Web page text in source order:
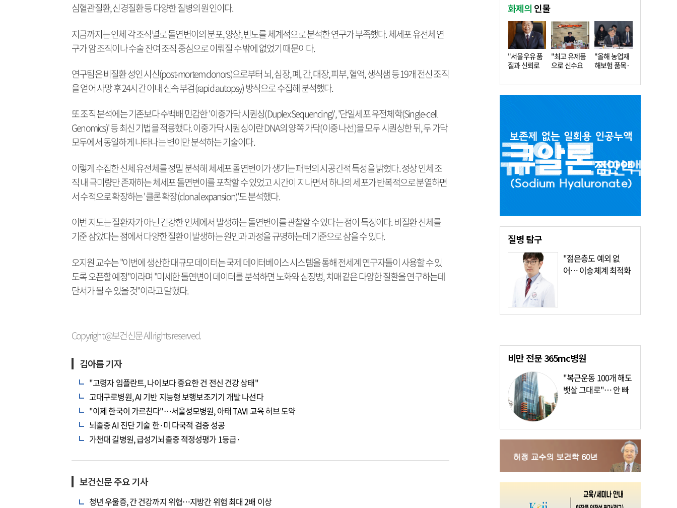
심혈관질환, 신경질환 등 다양한 질병의 원인이다.
지금까지는 인체 각 조직별로 돌연변이의 분포, 양상, 빈도를 체계적으로 분석한 연구가 부족했다. 체세포 유전체 연
구가 암 조직이나 수술 잔여 조직 중심으로 이뤄질 수 밖에 없었기 때문이다.
연구팀은 비질환 성인 시신(post-mortem donors)으로부터 뇌, 심장, 폐, 간, 대장, 피부, 혈액, 생식샘 등 19개 전신 조직
을 얻어 사망 후 24시간 이내 신속 부검(rapid autopsy) 방식으로 수집해 분석했다.
또 조직 분석에는 기존보다 수백배 민감한 '이중가닥 시퀀싱(Duplex Sequencing)', '단일세포 유전체학(Single-cell
Genomics)' 등 최신 기법을 적용했다. 이중가닥 시퀀싱이란 DNA의 양쪽 가닥(이중 나선)을 모두 시퀀싱한 뒤, 두 가닥
모두에서 동일하게 나타나는 변이만 분석하는 기술이다.
이렇게 수집한 신체 유전체를 정밀 분석해 체세포 돌연변이가 생기는 패턴의 시공간적 특성을 밝혔다. 정상 인체 조
직 내 극미량만 존재하는 체세포 돌연변이를 포착할 수 있었고 시간이 지나면서 하나의 세포가 반복적으로 분열하면
서 수적으로 확장하는 '클론 확장(clonal expansion)'도 분석했다.
이번 지도는 질환자가 아닌 건강한 인체에서 발생하는 돌연변이를 관찰할 수 있다는 점이 특징이다. 비질환 신체를
기준 삼았다는 점에서 다양한 질환이 발생하는 원인과 과정을 규명하는데 기준으로 삼을 수 있다.
오지원 교수는 "이번에 생산한 대규모 데이터는 국제 데이터베이스 시스템을 통해 전세계 연구자들이 사용할 수 있
도록 오픈할 예정"이라며 "미세한 돌연변이 데이터를 분석하면 노화와 심장병, 치매 같은 다양한 질환을 연구하는데
단서가 될 수 있을 것"이라고 말했다.
Copyright @보건신문 All rights reserved.
김아름 기자
"고령자 임플란트, 나이보다 중요한 건 전신 건강 상태"
고대구로병원, AI 기반 지능형 보행보조기기 개발 나선다
"이제 한국이 가르친다"…서울성모병원, 아태 TAVI 교육 허브 도약
뇌졸중 AI 진단 기술 한·미 다국적 검증 성공
가천대 길병원, 급성기뇌졸중 적정성평가 1등급·
보건신문 주요 기사
청년 우울증, 간 건강까지 위협…지방간 위험 최대 2배 이상
화제의 인물
"서울우유 품
질과 신뢰로
"최고 유제품
으로 신수요
"올해 농업재
해보험 품목·
질병탐구
"젊은층도 예외 없
어… 이송체계 최적화
비만 전문365mc병원
"복근운동 100개 해도
뱃살 그대로"… 안 빠